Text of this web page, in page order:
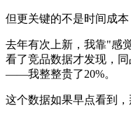
但更关键的不是时间成本
去年有次上新，我靠"感
看了竞品数据才发现，
——我整整贵了20%。
这个数据如果早点看到，